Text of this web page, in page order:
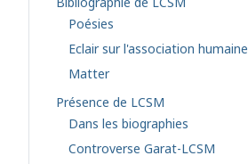
Poésies
Eclair sur l'association humaine
Matter
Présence de LCSM
Dans les biographies
Controverse Garat-LCSM